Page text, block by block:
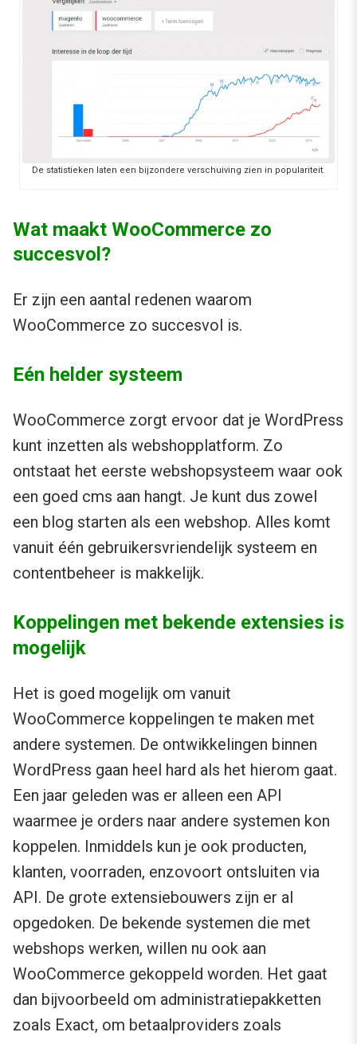
De statistieken laten een bijzondere verschuiving zien in populariteit.
Wat maakt WooCommerce zo
succesvol?
Er zijn een aantal redenen waarom
WooCommerce zo succesvol is.
Eén helder systeem
WooCommerce zorgt ervoor dat je WordPress
kunt inzetten als webshopplatform. Zo
ontstaat het eerste webshopsysteem waar ook
een goed cms aan hangt. Je kunt dus zowel
een blog starten als een webshop. Alles komt
vanuit één gebruikersvriendelijk systeem en
contentbeheer is makkelijk.
Koppelingen met bekende extensies is
mogelijk
Het is goed mogelijk om vanuit
WooCommerce koppelingen te maken met
andere systemen. De ontwikkelingen binnen
WordPress gaan heel hard als het hierom gaat.
Een jaar geleden was er alleen een API
waarmee je orders naar andere systemen kon
koppelen. Inmiddels kun je ook producten,
klanten, voorraden, enzovoort ontsluiten via
API. De grote extensiebouwers zijn er al
opgedoken. De bekende systemen die met
webshops werken, willen nu ook aan
WooCommerce gekoppeld worden. Het gaat
dan bijvoorbeeld om administratiepakketten
zoals Exact, om betaalproviders zoals